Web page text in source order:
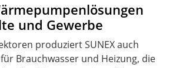
und Gewerbe
produziert SUNEX auch
Brauchwasser und Heizung, die